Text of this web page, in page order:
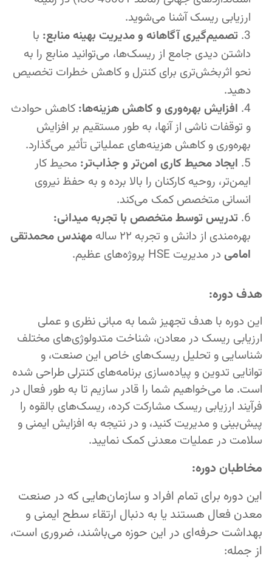
ارزیابی ریسک آشنا می‌شوید.
تصمیم‌گیری آگاهانه و مدیریت بهینه منابع: با
داشتن دیدی جامع از ریسک‌ها، می‌توانید منابع را به
نحو اثربخش‌تری برای کنترل و کاهش خطرات تخصیص
دهید.
افزایش بهره‌وری و کاهش هزینه‌ها: کاهش حوادث
و توقفات ناشی از آنها، به طور مستقیم بر افزایش
بهره‌وری و کاهش هزینه‌های عملیاتی تأثیر می‌گذارد.
ایجاد محیط کاری امن‌تر و جذاب‌تر: محیط کار
ایمن‌تر، روحیه کارکنان را بالا برده و به حفظ نیروی
انسانی متخصص کمک می‌کند.
تدریس توسط متخصص با تجربه میدانی:
بهره‌مندی از دانش و تجربه ۲۲ ساله
مهندس محمدتقی
امامی در مدیریت HSE پروژه‌های عظیم.
هدف دوره:
این دوره با هدف تجهیز شما به مبانی نظری و عملی
ارزیابی ریسک در معادن، شناخت متدولوژی‌های مختلف
شناسایی و تحلیل ریسک‌های خاص این صنعت، و
توانایی تدوین و پیاده‌سازی برنامه‌های کنترلی طراحی شده
است. ما می‌خواهیم شما را قادر سازیم تا به طور فعال در
فرآیند ارزیابی ریسک مشارکت کرده، ریسک‌های بالقوه را
پیش‌بینی و مدیریت کنید، و در نتیجه به افزایش ایمنی و
سلامت در عملیات معدنی کمک نمایید.
مخاطبان دوره:
این دوره برای تمام افراد و سازمان‌هایی که در صنعت
معدن فعال هستند یا به دنبال ارتقاء سطح ایمنی و
بهداشت حرفه‌ای در این حوزه می‌باشند، ضروری است،
از جمله: